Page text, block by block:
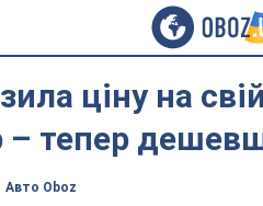
ціну на
– тепер
Авто Oboz